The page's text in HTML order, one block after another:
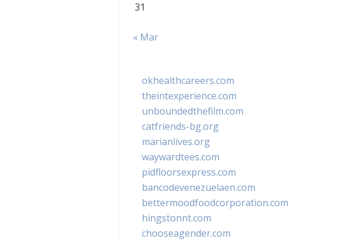
31
« Mar
okhealthcareers.com
theintexperience.com
unboundedthefilm.com
catfriends-bg.org
marianlives.org
waywardtees.com
pidfloorsexpress.com
bancodevenezuelaen.com
bettermoodfoodcorporation.com
hingstonnt.com
chooseagender.com